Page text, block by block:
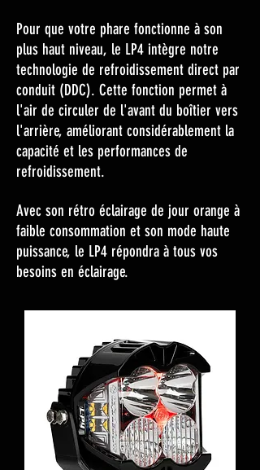
Pour que votre phare fonctionne à son
plus haut niveau, le LP4 intègre notre
technologie de refroidissement direct par
conduit (DDC). Cette fonction permet à
l'air de circuler de l'avant du boîtier vers
l'arrière, améliorant considérablement la
capacité et les performances de
refroidissement.
Avec son rétro éclairage de jour orange à
faible consommation et son mode haute
puissance, le LP4 répondra à tous vos
besoins en éclairage.